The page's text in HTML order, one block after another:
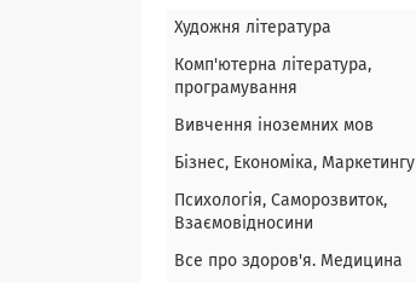
Художня література
Комп'ютерна література,
програмування
Вивчення іноземних мов
Бізнес, Економіка, Маркетингу
Психологія, Саморозвиток,
Взаємовідносини
Все про здоров'я. Медицина